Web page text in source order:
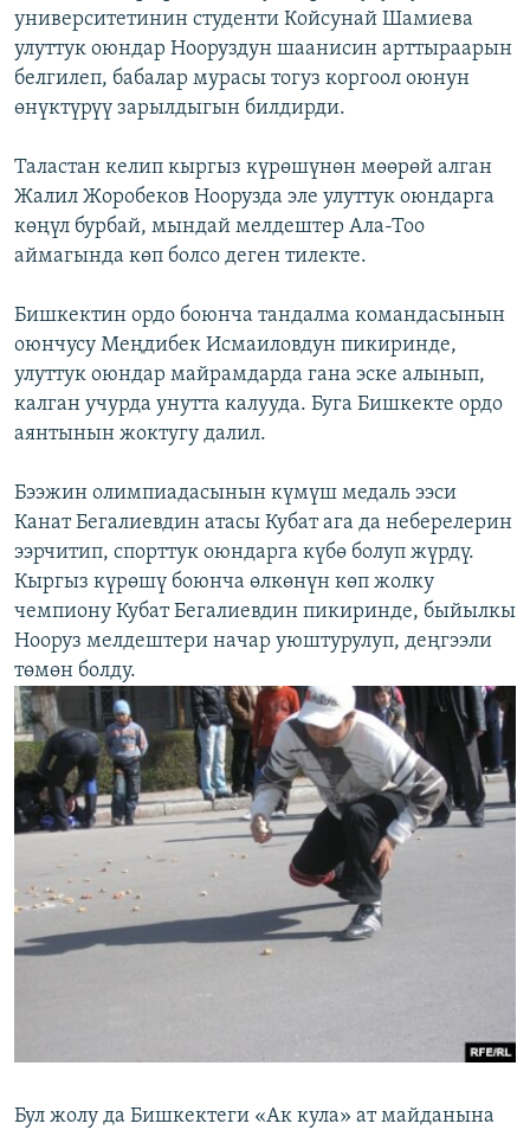
университетинин студенти Койсунай Шамиева
улуттук оюндар Нооруздун шаанисин арттыраарын
белгилеп, бабалар мурасы тогуз коргоол оюнун
өнүктүрүү зарылдыгын билдирди.
Таластан келип кыргыз күрөшүнөн мөөрөй алган
Жалил Жоробеков Ноорузда эле улуттук оюндарга
көңүл бурбай, мындай мелдештер Ала-Тоо
аймагында көп болсо деген тилекте.
Бишкектин ордо боюнча тандалма командасынын
оюнчусу Меңдибек Исмаиловдун пикиринде,
улуттук оюндар майрамдарда гана эске алынып,
калган учурда унутта калууда. Буга Бишкекте ордо
аянтынын жоктугу далил.
Бээжин олимпиадасынын күмүш медаль ээси
Канат Бегалиевдин атасы Кубат ага да неберелерин
ээрчитип, спорттук оюндарга күбө болуп жүрдү.
Кыргыз күрөшү боюнча өлкөнүн көп жолку
чемпиону Кубат Бегалиевдин пикиринде, быйылкы
Нооруз мелдештери начар уюштурулуп, деңгээли
төмөн болду.
Бул жолу да Бишкектеги «Ак кула» ат майданына